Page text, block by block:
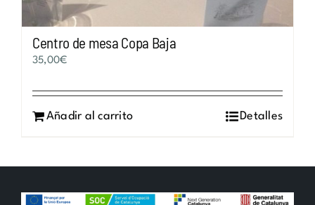
Centro de mesa Copa Baja
35,00€
Añadir al carrito Detalles